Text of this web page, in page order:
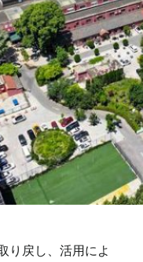
り戻し、活用によ